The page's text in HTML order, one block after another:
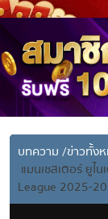
บทความ /ข่าวทั้ง
แมนเชสเตอร์ ยูไ
League 2025-